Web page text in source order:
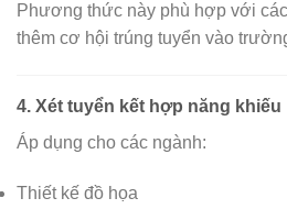
Phương thức này phù hợp với
thêm cơ hội trúng tuyển vào
4. Xét tuyển kết hợp năng khiếu
Áp dụng cho các ngành:
Thiết kế đồ họa